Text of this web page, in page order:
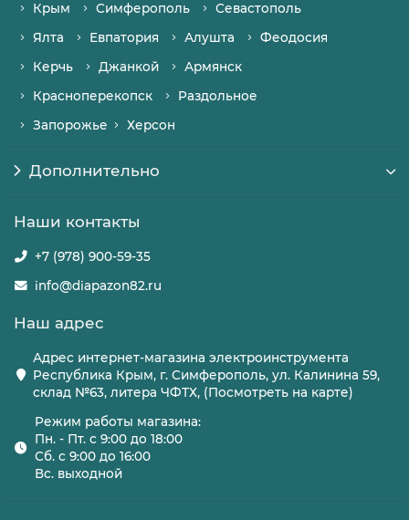
Крым Симферополь
Севастополь
Ялта
Евпатория Алушта
Феодосия
Керчь
Джанкой
Армянск
Красноперекопск
Раздольное
Запорожье
Херсон
Дополнительно
Наши контакты
+7 (978) 900-59-35
info@diapazon82.ru
Наш адрес
Адрес интернет-магазина электроинструмента
Республика Крым, г. Симферополь, ул. Калинина 59,
склад №63, литера ЧФТХ, (Посмотреть на карте)
Режим работы магазина:
Пн. - Пт. с 9:00 до 18:00
Сб. с 9:00 до 16:00
Вс. выходной